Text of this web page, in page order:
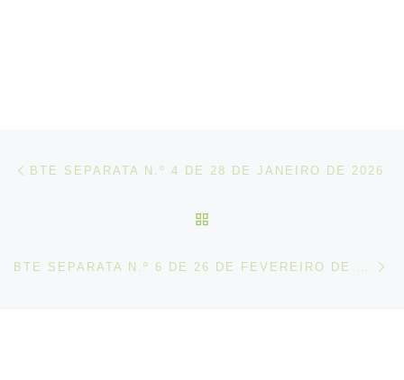
Post navigation
BTE SEPARATA N.º 4 DE 28 DE JANEIRO DE 2026